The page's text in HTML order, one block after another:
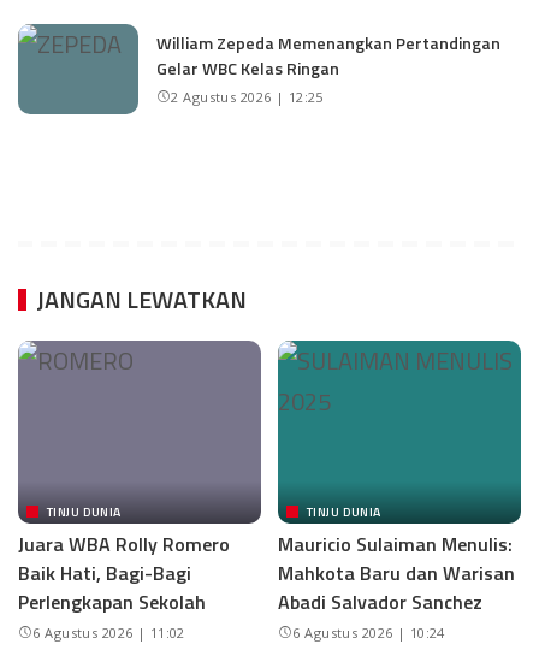
William Zepeda Memenangkan Pertandingan
Gelar WBC Kelas Ringan
2 Agustus 2026 | 12:25
JANGAN LEWATKAN
TINJU DUNIA
Juara WBA Rolly Romero
Baik Hati, Bagi-Bagi
Perlengkapan Sekolah
6 Agustus 2026 | 11:02
TINJU DUNIA
Mauricio Sulaiman Menulis:
Mahkota Baru dan Warisan
Abadi Salvador Sanchez
6 Agustus 2026 | 10:24